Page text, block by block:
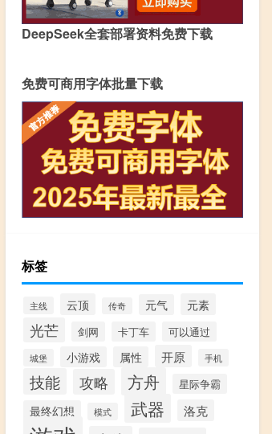
DeepSeek全套部署资料免费下载
免费可商用字体批量下载
标签
主线 云顶 传奇 元气 元素
光芒 剑网 卡丁车 可以通过
城堡 小游戏 属性 开原 手机
技能 攻略 方舟 星际争霸
最终幻想 模式 武器 洛克